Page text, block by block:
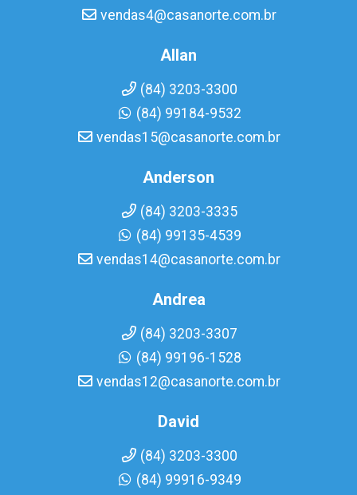
vendas4@casanorte.com.br
Allan
(84) 3203-3300
(84) 99184-9532
vendas15@casanorte.com.br
Anderson
(84) 3203-3335
(84) 99135-4539
vendas14@casanorte.com.br
Andrea
(84) 3203-3307
(84) 99196-1528
vendas12@casanorte.com.br
David
(84) 3203-3300
(84) 99916-9349